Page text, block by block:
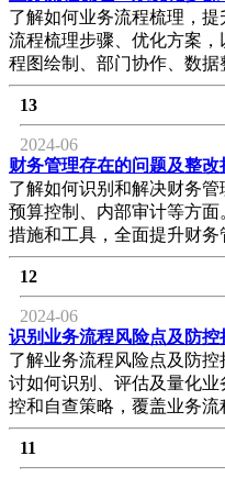
了解如何业务流程梳理，
流程梳理步骤、优化方案
程图绘制、部门协作、数据
13
2024-06
财务管理存在的问题及整改
了解如何识别和解决财务管
预算控制、内部审计等方
措施和工具，全面提升财务
12
2024-06
识别业务流程风险点及防控
了解业务流程风险点及防
讨如何识别、评估及量化
控和自查策略，覆盖业务流
11